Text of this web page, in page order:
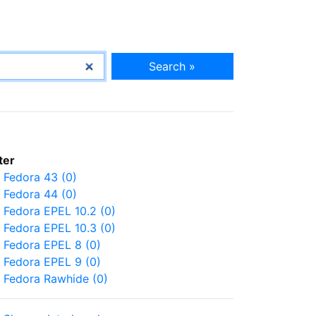
Search »
Fedora 43 (0)
Fedora 44 (0)
Fedora EPEL 10.2 (0)
Fedora EPEL 10.3 (0)
Fedora EPEL 8 (0)
Fedora EPEL 9 (0)
Fedora Rawhide (0)